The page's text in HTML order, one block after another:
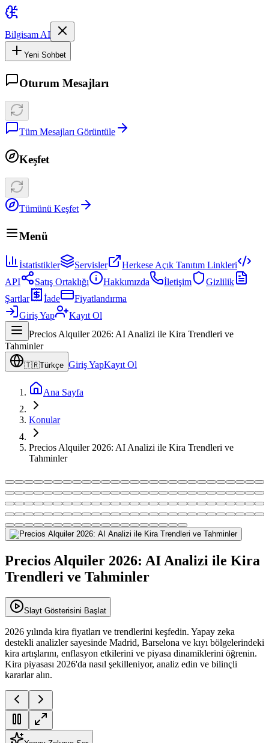
Bilgisam AI
Yeni Sohbet
Oturum Mesajları
Tüm Mesajları Görüntüle
Keşfet
Tümünü Keşfet
Menü
İstatistikler Servisler
Herkese Açık Tanıtım Linkleri
API
Satış Ortaklığı Hakkımızda İletişim
Gizlilik
Şartlar
İade
Fiyatlandırma
Giriş Yap
Kayıt Ol
Precios Alquiler 2026: AI Analizi ile Kira Trendleri ve
Tahminler
🇹🇷Türkçe Giriş YapKayıt Ol
Ana Sayfa
Konular
Precios Alquiler 2026: AI Analizi ile Kira Trendleri ve
Tahminler
Precios Alquiler 2026: AI Analizi ile Kira
Trendleri ve Tahminler
Slayt Gösterisini Başlat
2026 yılında kira fiyatları ve trendlerini keşfedin. Yapay zeka
destekli analizler sayesinde Madrid, Barselona ve kıyı bölgelerindeki
kira artışlarını, enflasyon etkilerini ve piyasa dinamiklerini öğrenin.
Kira piyasası 2026'da nasıl şekilleniyor, analiz edin ve bilinçli
kararlar alın.